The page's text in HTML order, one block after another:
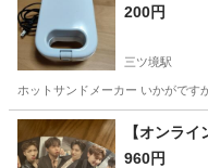
200円
三ツ境駅
ホットサンドメーカー いかがです
神奈川 横浜市 三ツ境駅
【オンラ
960円